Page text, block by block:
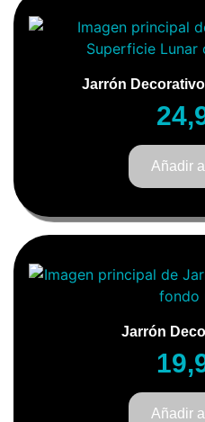
Jarrón
Añadir
Jarrón
Añadir